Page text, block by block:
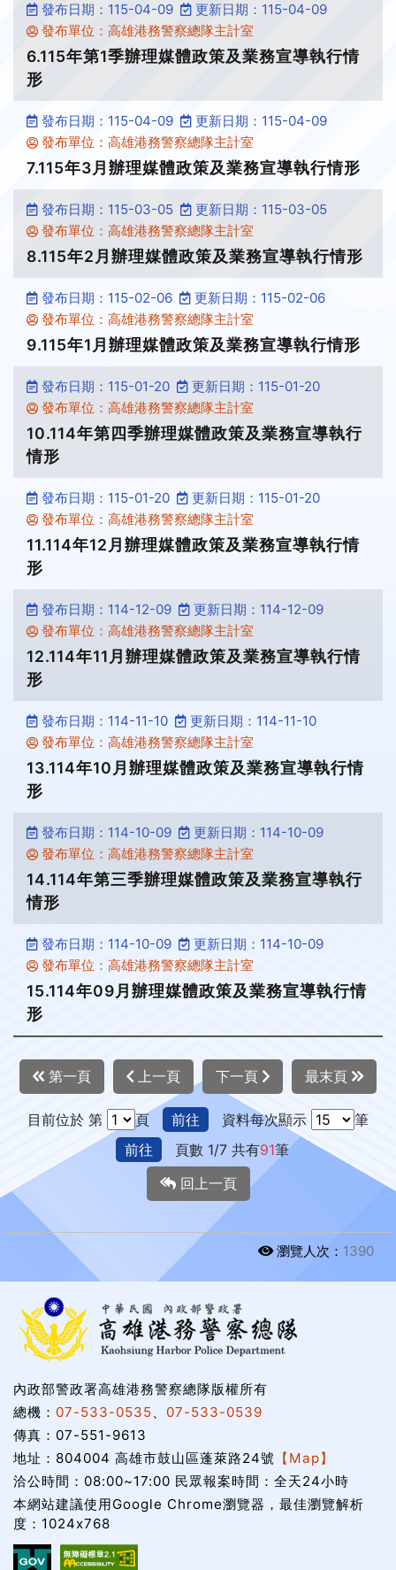
發布日期：115-04-09
更新日期：115-04-09
發布單位：高雄港務警察總隊主計室
6.115年第1季辦理媒體政策及業務宣導執行情
形
發布日期：115-04-09
更新日期：115-04-09
發布單位：高雄港務警察總隊主計室
7.115年3月辦理媒體政策及業務宣導執行情形
發布日期：115-03-05
更新日期：115-03-05
發布單位：高雄港務警察總隊主計室
8.115年2月辦理媒體政策及業務宣導執行情形
發布日期：115-02-06
更新日期：115-02-06
發布單位：高雄港務警察總隊主計室
9.115年1月辦理媒體政策及業務宣導執行情形
發布日期：115-01-20
更新日期：115-01-20
發布單位：高雄港務警察總隊主計室
10.114年第四季辦理媒體政策及業務宣導執行
情形
發布日期：115-01-20
更新日期：115-01-20
發布單位：高雄港務警察總隊主計室
11.114年12月辦理媒體政策及業務宣導執行情
形
發布日期：114-12-09
更新日期：114-12-09
發布單位：高雄港務警察總隊主計室
12.114年11月辦理媒體政策及業務宣導執行情
形
發布日期：114-11-10
更新日期：114-11-10
發布單位：高雄港務警察總隊主計室
13.114年10月辦理媒體政策及業務宣導執行情
形
發布日期：114-10-09
更新日期：114-10-09
發布單位：高雄港務警察總隊主計室
14.114年第三季辦理媒體政策及業務宣導執行
情形
發布日期：114-10-09
更新日期：114-10-09
發布單位：高雄港務警察總隊主計室
15.114年09月辦理媒體政策及業務宣導執行情
形
第一頁 上一頁 下一頁 最末頁
目前位於 第 頁 前往 資料每次顯示
筆
前往
頁數 1/7 共有91筆
回上一頁
瀏覽人次： 1390
內政部警政署高雄港務警察總隊版權所有
總機： 07-533-0535、 07-533-0539
傳真：07-551-9613
地址：804004 高雄市鼓山區蓬萊路24號 【Map】
洽公時間：08:00~17:00 民眾報案時間：全天24小時
本網站建議使用Google Chrome瀏覽器，最佳瀏覽解析
度：1024x768